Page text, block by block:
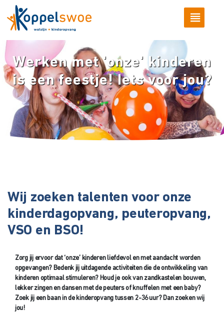
Werken met 'onze' kinderen
is een feestje! Iets voor jou?
Wij zoeken talenten voor onze
kinderdagopvang, peuteropvang,
VSO en BSO!
Zorg jij ervoor dat ‘onze’ kinderen liefdevol en met aandacht worden
opgevangen? Bedenk jij uitdagende activiteiten die de ontwikkeling van
kinderen optimaal stimuleren? Houd je ook van zandkastelen bouwen,
lekker zingen en dansen met de peuters of knuffelen met een baby?
Zoek jij een baan in de kinderopvang tussen 2-36 uur? Dan zoeken wij
jou!